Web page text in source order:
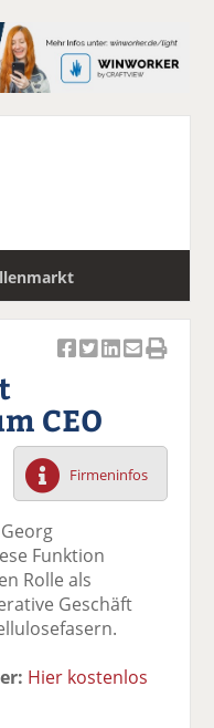
c
k
el
a
uf
ac
e
b
o
o
te
k
el
t
wi
er
n
k
el
a
uf
k
e
di
n
il
el
p
er
l
v
se
n
el
D
ru
CEO
Firmeninfos
Funktion
Rolle als
Geschäft
Hier kostenlos